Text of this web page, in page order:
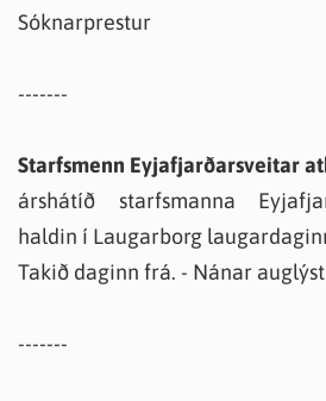
Sóknarprestur
-------
Starfsmenn Eyjafjarðarsveitar
árshátíð starfsmanna
haldin í Laugarborg
Takið daginn frá. - Nánar
-------